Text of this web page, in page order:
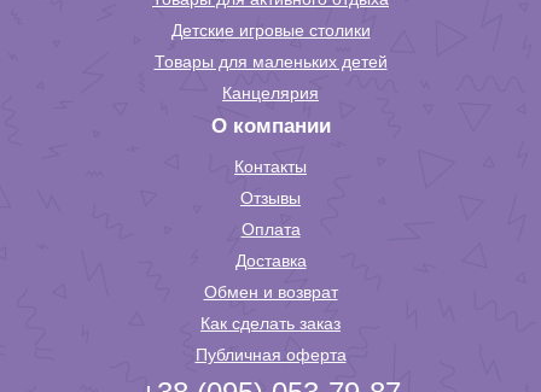
Детские игровые столики
Товары для маленьких детей
Канцелярия
О компании
Контакты
Отзывы
Оплата
Доставка
Обмен и возврат
Как сделать заказ
Публичная оферта